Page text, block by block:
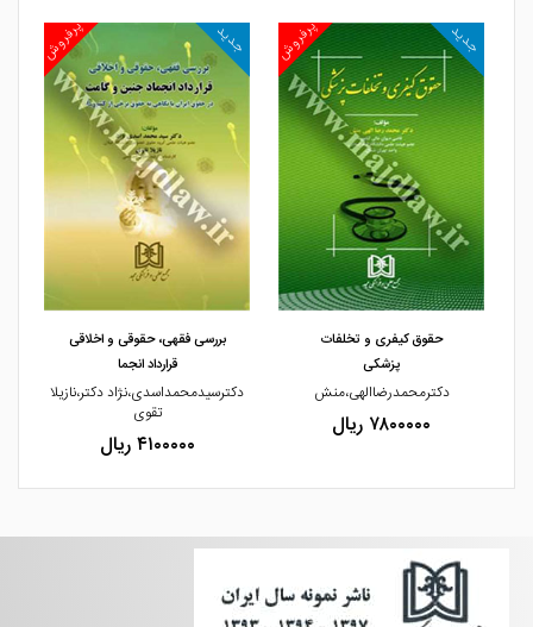
مشاهده و خرید
پرفروش جدید
مشاهده و خرید
حقوق کیفری و تخلفات
پزشکی
دکترمحمدرضاالهی،منش
۷۸۰۰۰۰۰ ریال
پرفروش جدید
بررسی فقهی، حقوقی و اخلاقی
قرارداد انجما
دکترسیدمحمداسدی،نژاد دکتر،نازیلا
تقوی
۴۱۰۰۰۰۰ ریال